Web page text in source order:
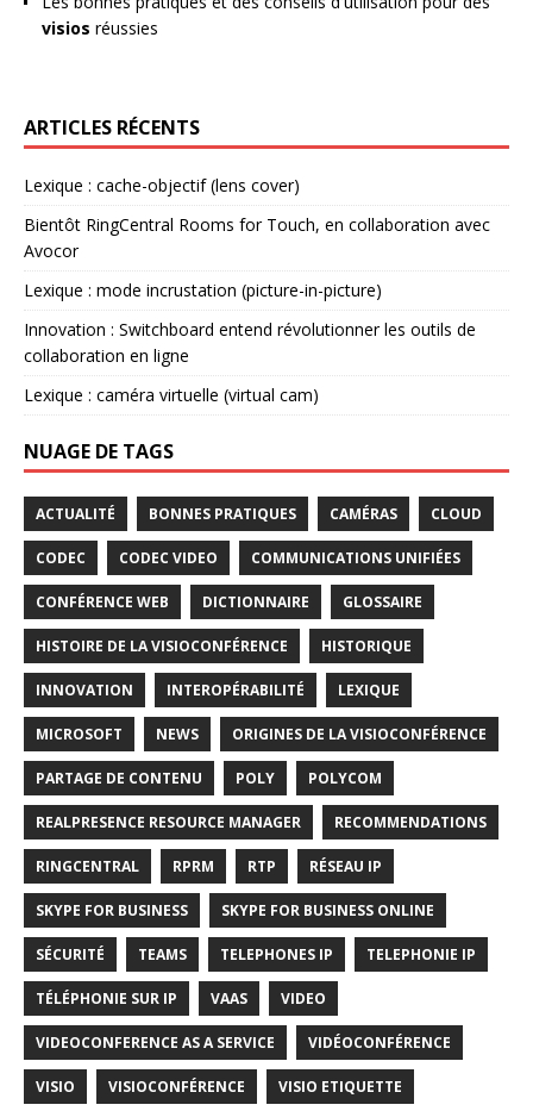
visios réussies
ARTICLES RÉCENTS
Lexique : cache-objectif (lens cover)
Bientôt RingCentral Rooms for Touch, en collaboration avec
Avocor
Lexique : mode incrustation (picture-in-picture)
Innovation : Switchboard entend révolutionner les outils de
collaboration en ligne
Lexique : caméra virtuelle (virtual cam)
NUAGE DE TAGS
ACTUALITÉ BONNES PRATIQUES CAMÉRAS CLOUD
CODEC CODEC VIDEO COMMUNICATIONS UNIFIÉES
CONFÉRENCE WEB DICTIONNAIRE GLOSSAIRE
HISTOIRE DE LA VISIOCONFÉRENCE HISTORIQUE
INNOVATION INTEROPÉRABILITÉ LEXIQUE
MICROSOFT NEWS ORIGINES DE LA VISIOCONFÉRENCE
PARTAGE DE CONTENU POLY POLYCOM
REALPRESENCE RESOURCE MANAGER RECOMMENDATIONS
RINGCENTRAL RPRM RTP RÉSEAU IP
SKYPE FOR BUSINESS SKYPE FOR BUSINESS ONLINE
SÉCURITÉ TEAMS TELEPHONES IP TELEPHONIE IP
TÉLÉPHONIE SUR IP VAAS VIDEO
VIDEOCONFERENCE AS A SERVICE VIDÉOCONFÉRENCE
VISIO VISIOCONFÉRENCE VISIO ETIQUETTE